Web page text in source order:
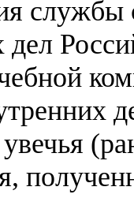
службы
дел
увечья